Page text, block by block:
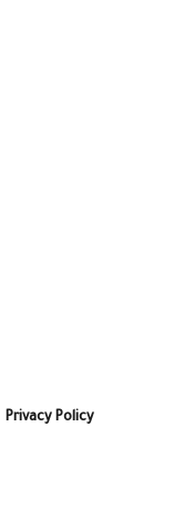
Privacy Policy